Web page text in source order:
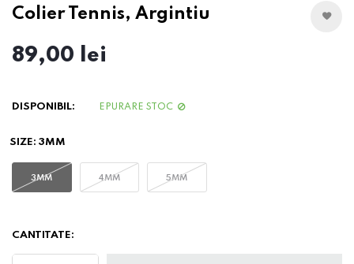
Colier Tennis, Argintiu
89,00 lei
DISPONIBIL: EPURARE STOC
SIZE: 3MM
3MM 4MM 5MM
CANTITATE: